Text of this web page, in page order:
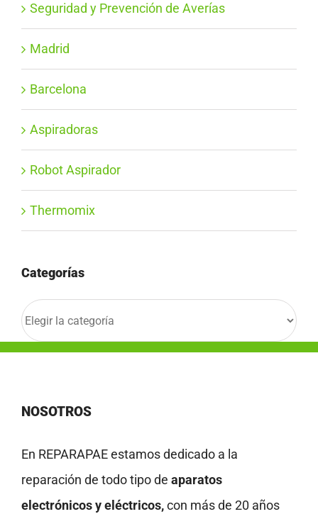
Seguridad y Prevención de Averías
Madrid
Barcelona
Aspiradoras
Robot Aspirador
Thermomix
Categorías
Categorías
NOSOTROS
En REPARAPAE estamos dedicado a la
reparación de todo tipo de aparatos
electrónicos y eléctricos,con más de 20 años